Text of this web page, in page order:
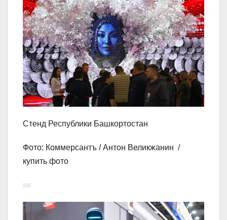
Стенд Республики Башкортостан
Фото: Коммерсантъ / Антон Великжанин /
купить фото